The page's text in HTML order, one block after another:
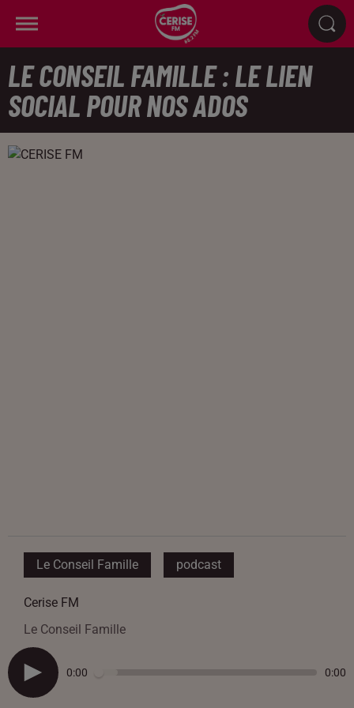
LE CONSEIL FAMILLE : LE LIEN
SOCIAL POUR NOS ADOS
Le Conseil Famille podcast
Cerise FM
Le Conseil Famille
0:00 0:00